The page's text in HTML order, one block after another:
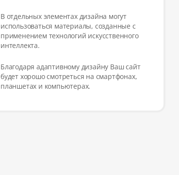
В отдельных элементах дизайна могут
использоваться материалы, созданные с
применением технологий искусственного
интеллекта.
Благодаря адаптивному дизайну Ваш сайт
будет хорошо смотреться на смартфонах,
планшетах и компьютерах.